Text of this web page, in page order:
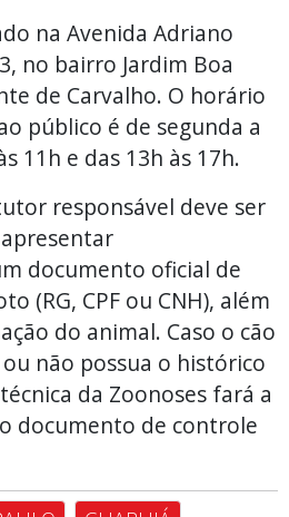
na Avenida Adriano
no bairro Jardim Boa
de Carvalho. O horário
público é de segunda a
11h e das 13h às 17h.
responsável deve ser
documento oficial de
(RG, CPF ou CNH), além
do animal. Caso o cão
não possua o histórico
da Zoonoses fará a
documento de controle